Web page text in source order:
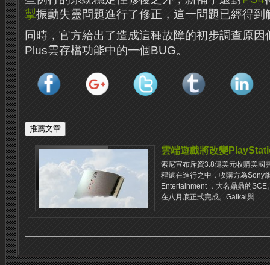
掣振動失靈問題進行了修正，這一問題已經得到
同時，官方給出了造成這種故障的初步調查原
Plus雲存檔功能中的一個BUG。
雲端遊戲將改變
索尼宣布斥資3.8億美元收購美國
程還在進行之中，收購方為Sony
Entertainment ，大名鼎鼎的
在八月底正式完成。Gaikai與...